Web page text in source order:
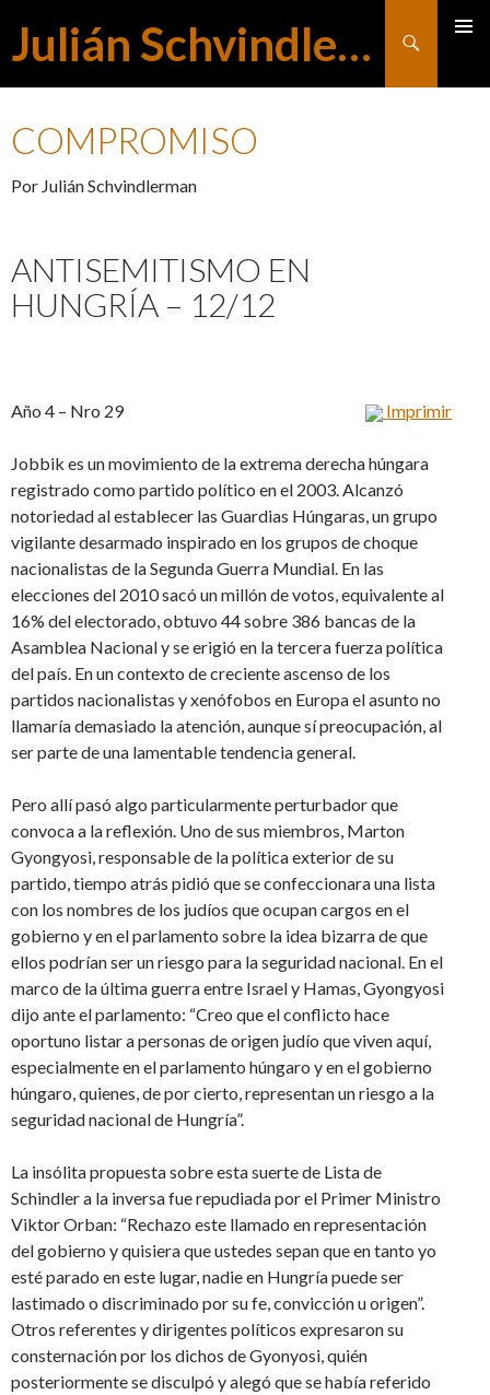
Julián Schvindlerman
Buscar
COMPROMISO
Por Julián Schvindlerman
ANTISEMITISMO EN
HUNGRÍA – 12/12
Imprimir
Año 4 – Nro 29
Jobbik es un movimiento de la extrema derecha húngara
registrado como partido político en el 2003. Alcanzó
notoriedad al establecer las Guardias Húngaras, un grupo
vigilante desarmado inspirado en los grupos de choque
nacionalistas de la Segunda Guerra Mundial. En las
elecciones del 2010 sacó un millón de votos, equivalente al
16% del electorado, obtuvo 44 sobre 386 bancas de la
Asamblea Nacional y se erigió en la tercera fuerza política
del país. En un contexto de creciente ascenso de los
partidos nacionalistas y xenófobos en Europa el asunto no
llamaría demasiado la atención, aunque sí preocupación, al
ser parte de una lamentable tendencia general.
Pero allí pasó algo particularmente perturbador que
convoca a la reflexión. Uno de sus miembros, Marton
Gyongyosi, responsable de la política exterior de su
partido, tiempo atrás pidió que se confeccionara una lista
con los nombres de los judíos que ocupan cargos en el
gobierno y en el parlamento sobre la idea bizarra de que
ellos podrían ser un riesgo para la seguridad nacional. En el
marco de la última guerra entre Israel y Hamas, Gyongyosi
dijo ante el parlamento: “Creo que el conflicto hace
oportuno listar a personas de origen judío que viven aquí,
especialmente en el parlamento húngaro y en el gobierno
húngaro, quienes, de por cierto, representan un riesgo a la
seguridad nacional de Hungría”.
La insólita propuesta sobre esta suerte de Lista de
Schindler a la inversa fue repudiada por el Primer Ministro
Viktor Orban: “Rechazo este llamado en representación
del gobierno y quisiera que ustedes sepan que en tanto yo
esté parado en este lugar, nadie en Hungría puede ser
lastimado o discriminado por su fe, convicción u origen”.
Otros referentes y dirigentes políticos expresaron su
consternación por los dichos de Gyonyosi, quién
posteriormente se disculpó y alegó que se había referido